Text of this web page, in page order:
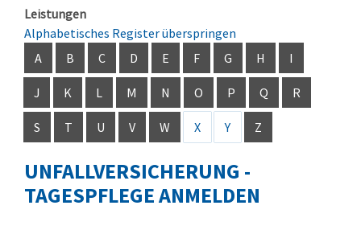
Leistungen
Alphabetisches Register überspringen
A
B C D E F G H I
J K L M N O P Q R
S T U V W X Y Z
UNFALLVERSICHERUNG -
TAGESPFLEGE ANMELDEN